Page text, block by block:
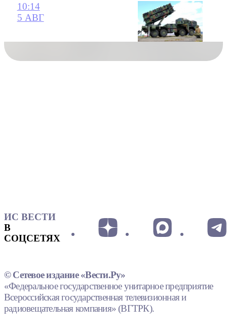
10:14
5 АВГ
ИС ВЕСТИ
В
СОЦСЕТЯХ
© Сетевое издание «Вести.Ру»
«Федеральное государственное унитарное предприятие
Всероссийская государственная телевизионная и
радиовещательная компания» (ВГТРК).